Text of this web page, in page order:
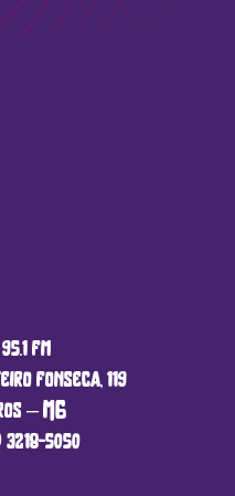
fm
fonseca, 119
– MG
5050